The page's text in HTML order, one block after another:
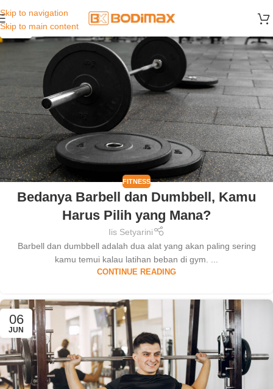
Skip to navigation
Skip to main content
06
JUN
FITNESS
Bedanya Barbell dan Dumbbell, Kamu
Harus Pilih yang Mana?
Iis Setyarini
Barbell dan dumbbell adalah dua alat yang akan paling sering
kamu temui kalau latihan beban di gym. ...
CONTINUE READING
06
JUN